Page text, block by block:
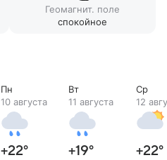
Геомагнит. поле
спокойное
Пн
10 августа
+22°
Вт
11 августа
+19°
Ср
12
+22°